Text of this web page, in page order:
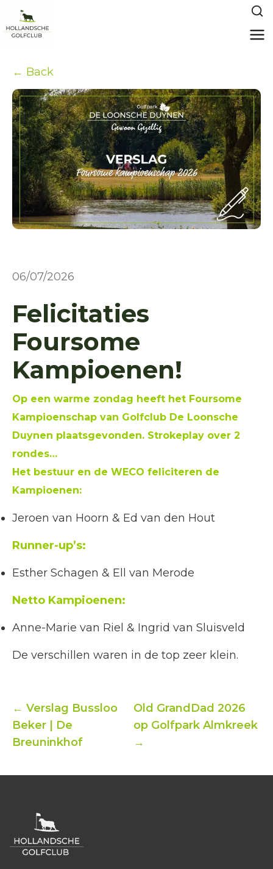
← Back
06/07/2026
Felicitaties
Foursome
Kampioenen!
Op een warme zondag heeft het Foursome
Kampioenschap van Golfclub De Loonsche
Duynen plaatsgevonden. Strokeplay over 2
rondes…
Het bestuur en de WECO feliciteren de
Kampioenen:
Jeroen van Hoorn & Ed van den Hout
Runner-up’s:
Esther Schagen & Ell van Merode
Netto Kampioenen:
Anne-Marie van Riel & Ingrid van Sluisveld
De verschillen waren in de top zeer klein.
← Verslag Bussloo
Beker | De
Breuninkhof
Old GrandDad 2026
op Golfpark Almkreek
→